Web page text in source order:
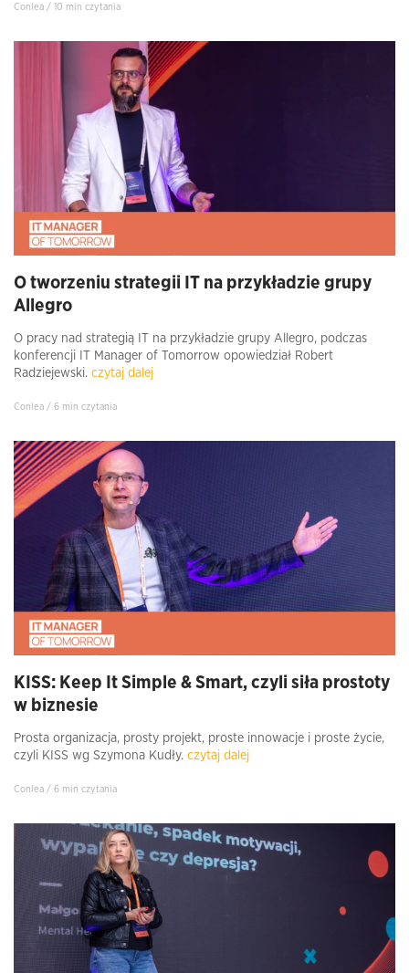
Conlea / 10 min czytania
O tworzeniu strategii IT na przykładzie grupy
Allegro
O pracy nad strategią IT na przykładzie grupy Allegro, podczas
konferencji IT Manager of Tomorrow opowiedział Robert
Radziejewski. czytaj dalej
Conlea / 6 min czytania
KISS: Keep It Simple & Smart, czyli siła prostoty
w biznesie
Prosta organizacja, prosty projekt, proste innowacje i proste życie,
czyli KISS wg Szymona Kudły. czytaj dalej
Conlea / 6 min czytania